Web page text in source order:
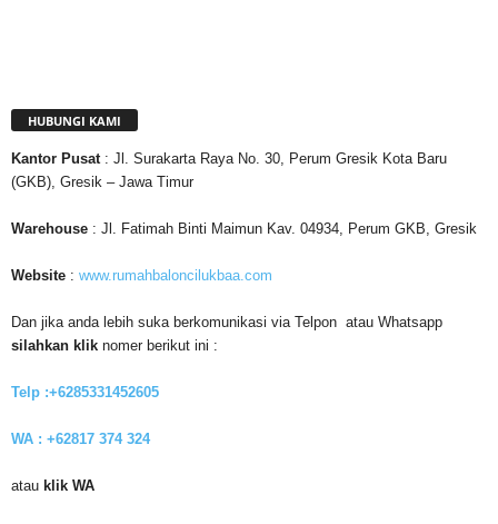
HUBUNGI KAMI
Kantor Pusat : Jl. Surakarta Raya No. 30, Perum Gresik Kota Baru
(GKB), Gresik – Jawa Timur
Warehouse : Jl. Fatimah Binti Maimun Kav. 04934, Perum GKB, Gresik
Website : www.rumahbaloncilukbaa.com
Dan jika anda lebih suka berkomunikasi via Telpon atau Whatsapp
silahkan klik nomer berikut ini :
Telp :+6285331452605
WA : +62817 374 324
atau klik WA